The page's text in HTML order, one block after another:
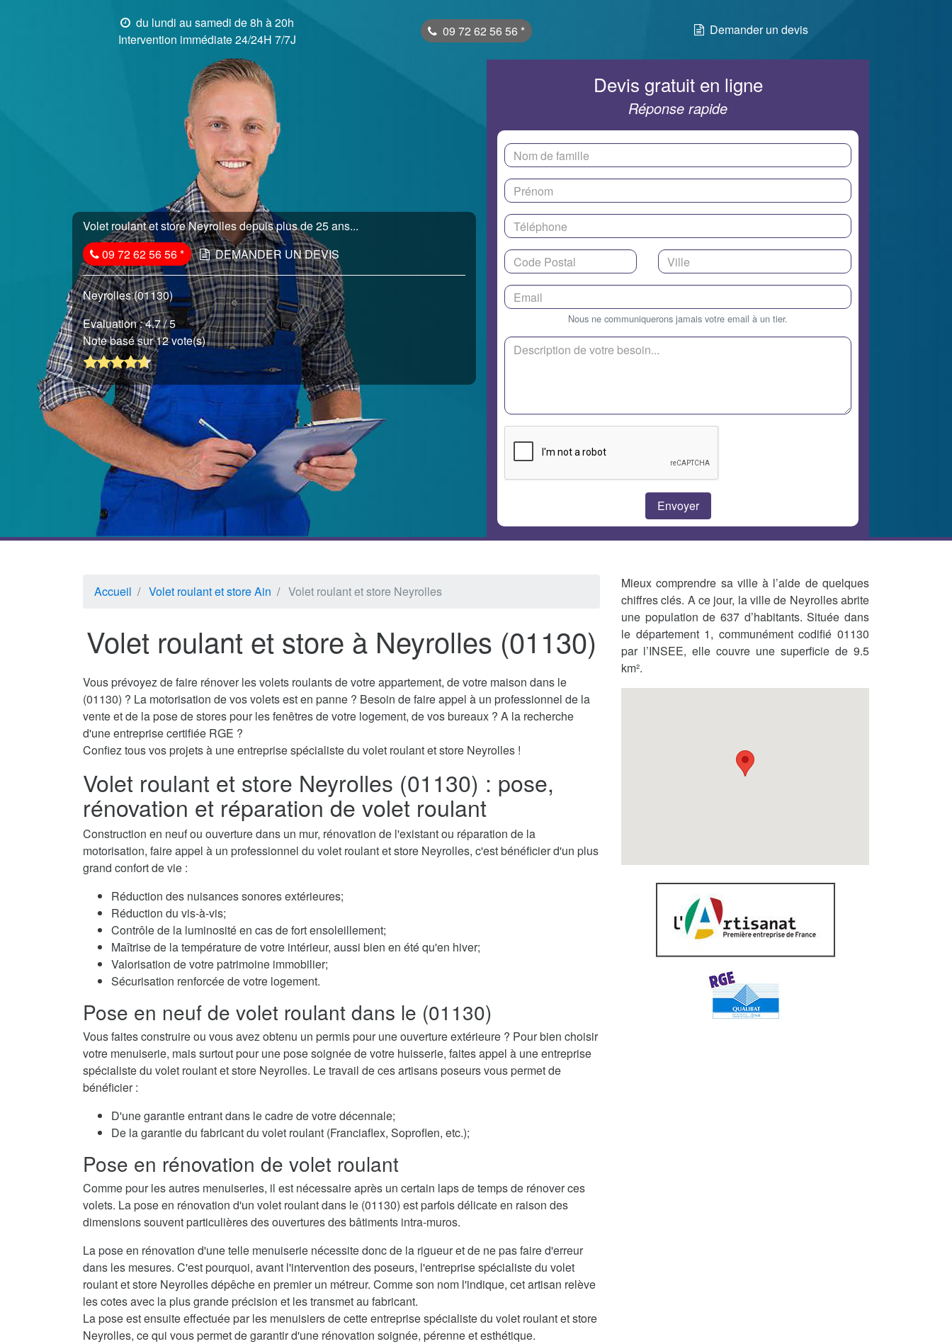
du lundi au samedi de 8h à 20h
Intervention immédiate 24/24H 7/7J
09 72 62 56 56 * Demander un devis
Volet roulant et store Neyrolles depuis plus de 25 ans...
09 72 62 56 56* DEMANDER UN DEVIS
Neyrolles (01130)
Evaluation :4.7/ 5
Note basé sur 12 vote(s)
Devis gratuit en ligne
Réponse rapide
Nous ne communiquerons jamais votre email à un tier.
Accueil Volet roulant et store Ain Volet roulant et store Neyrolles
Volet roulant et store à Neyrolles (01130)
Vous prévoyez de faire rénover les volets roulants de votre appartement, de votre maison dans le
(01130) ? La motorisation de vos volets est en panne ? Besoin de faire appel à un professionnel de la
vente et de la pose de stores pour les fenêtres de votre logement, de vos bureaux ? A la recherche
d'une entreprise certifiée RGE ?
Confiez tous vos projets à une entreprise spécialiste du volet roulant et store Neyrolles !
Volet roulant et store Neyrolles (01130) : pose,
rénovation et réparation de volet roulant
Construction en neuf ou ouverture dans un mur, rénovation de l'existant ou réparation de la
motorisation, faire appel à un professionnel du volet roulant et store Neyrolles, c'est bénéficier d'un plus
grand confort de vie :
Réduction des nuisances sonores extérieures;
Réduction du vis-à-vis;
Contrôle de la luminosité en cas de fort ensoleillement;
Maîtrise de la température de votre intérieur, aussi bien en été qu'en hiver;
Valorisation de votre patrimoine immobilier;
Sécurisation renforcée de votre logement.
Pose en neuf de volet roulant dans le (01130)
Vous faites construire ou vous avez obtenu un permis pour une ouverture extérieure ? Pour bien choisir
votre menuiserie, mais surtout pour une pose soignée de votre huisserie, faites appel à une entreprise
spécialiste du volet roulant et store Neyrolles. Le travail de ces artisans poseurs vous permet de
bénéficier :
D'une garantie entrant dans le cadre de votre décennale;
De la garantie du fabricant du volet roulant (Franciaflex, Soproflen, etc.);
Pose en rénovation de volet roulant
Comme pour les autres menuiseries, il est nécessaire après un certain laps de temps de rénover ces
volets. La pose en rénovation d'un volet roulant dans le (01130) est parfois délicate en raison des
dimensions souvent particulières des ouvertures des bâtiments intra-muros.
La pose en rénovation d'une telle menuiserie nécessite donc de la rigueur et de ne pas faire d'erreur
dans les mesures. C'est pourquoi, avant l'intervention des poseurs, l'entreprise spécialiste du volet
roulant et store Neyrolles dépêche en premier un métreur. Comme son nom l'indique, cet artisan relève
les cotes avec la plus grande précision et les transmet au fabricant.
La pose est ensuite effectuée par les menuisiers de cette entreprise spécialiste du volet roulant et store
Neyrolles, ce qui vous permet de garantir d'une rénovation soignée, pérenne et esthétique.
Mieux comprendre sa ville à l’aide de quelques
chiffres clés. A ce jour, la ville de Neyrolles abrite
une population de 637 d’habitants. Située dans
le département 1, communément codifié 01130
par l’INSEE, elle couvre une superficie de 9.5
km².